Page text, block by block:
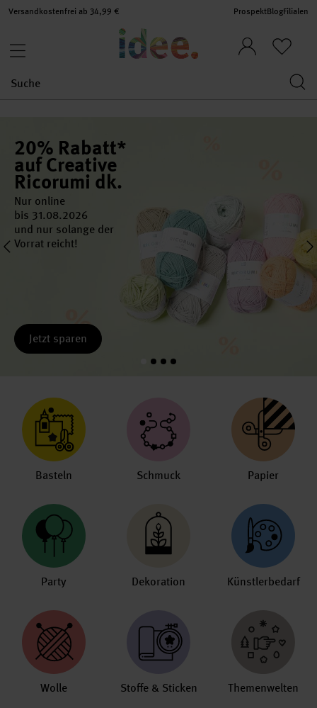
Versandkostenfrei ab 34,99 € ProspektBlogFilialen
20% Rabatt*
auf Creative
Ricorumi dk.
Nur online
bis 31.08.2026
und nur solange der
Vorrat reicht!
Jetzt sparen
Basteln Schmuck Papier
Party Dekoration Künstlerbedarf
Wolle Stoffe & Sticken Themenwelten